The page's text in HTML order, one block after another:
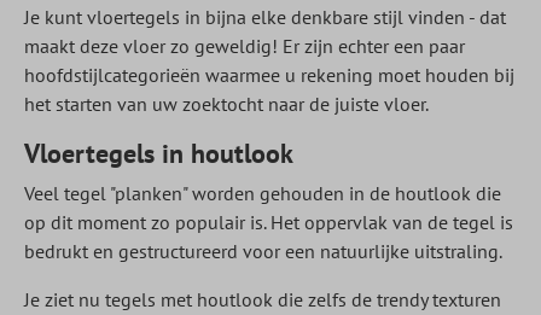
Je kunt vloertegels in bijna elke denkbare stijl vinden - dat
maakt deze vloer zo geweldig! Er zijn echter een paar
hoofdstijlcategorieën waarmee u rekening moet houden bij
het starten van uw zoektocht naar de juiste vloer.
Vloertegels in houtlook
Veel tegel "planken" worden gehouden in de houtlook die
op dit moment zo populair is. Het oppervlak van de tegel is
bedrukt en gestructureerd voor een natuurlijke uitstraling.
Je ziet nu tegels met houtlook die zelfs de trendy texturen